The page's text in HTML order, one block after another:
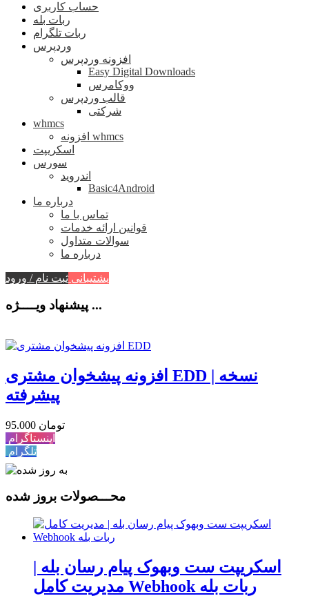
حساب کاربری
ربات بله
ربات تلگرام
وردپرس
افزونه وردپرس
Easy Digital Downloads
ووکامرس
قالب وردپرس
شرکتی
whmcs
افزونه whmcs
اسکریپت
سورس
اندروید
Basic4Android
درباره ما
تماس با ما
قوانین ارائه خدمات
سوالات متداول
درباره ما
پشتیبانی ثبت نام / ورود
پیشنهاد ویــــژه ...
افزونه پیشخوان مشتری EDD | نسخه
پیشرفته
95.000 تومان
اینستاگرام
تلگرام
محـــصولات بروز شده
اسکریپت ست وبهوک پیام رسان بله |
مدیریت کامل Webhook ربات بله